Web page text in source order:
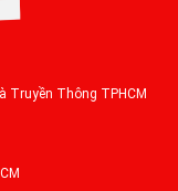
Truyền Thông TPHCM